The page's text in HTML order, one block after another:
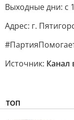
Выходные дни: с
Адрес: г.
Источник:
ТОП